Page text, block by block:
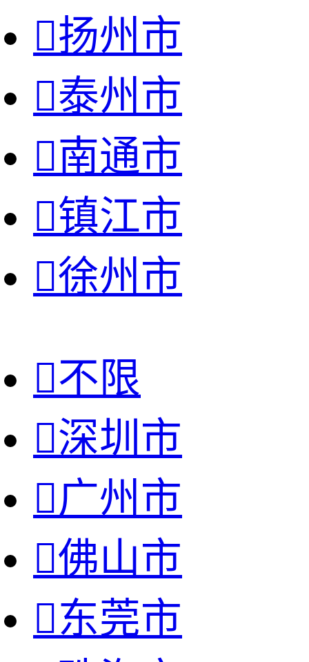
扬州市
泰州市
南通市
镇江市
徐州市
不限
深圳市
广州市
佛山市
东莞市